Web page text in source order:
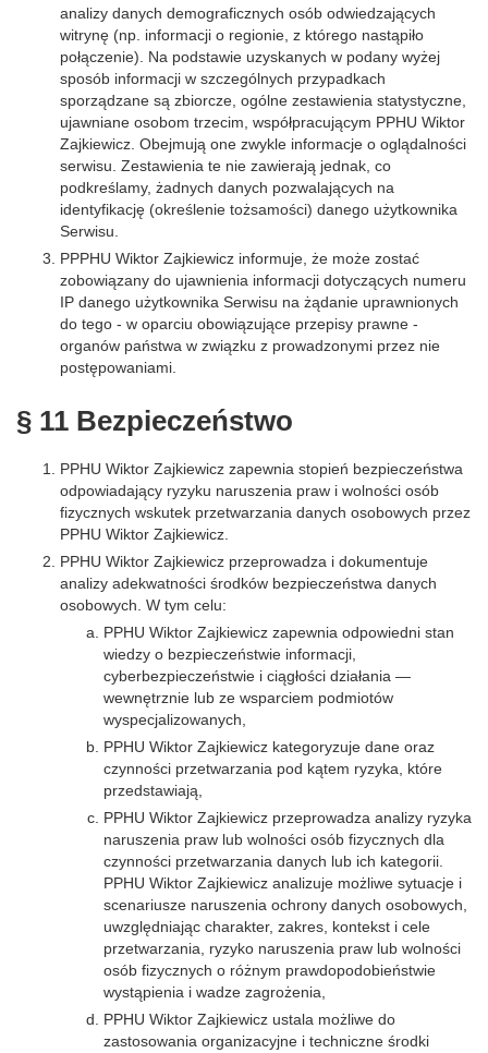
analizy danych demograficznych osób odwiedzających
witrynę (np. informacji o regionie, z którego nastąpiło
połączenie). Na podstawie uzyskanych w podany wyżej
sposób informacji w szczególnych przypadkach
sporządzane są zbiorcze, ogólne zestawienia statystyczne,
ujawniane osobom trzecim, współpracującym PPHU Wiktor
Zajkiewicz. Obejmują one zwykle informacje o oglądalności
serwisu. Zestawienia te nie zawierają jednak, co
podkreślamy, żadnych danych pozwalających na
identyfikację (określenie tożsamości) danego użytkownika
Serwisu.
PPPHU Wiktor Zajkiewicz informuje, że może zostać
zobowiązany do ujawnienia informacji dotyczących numeru
IP danego użytkownika Serwisu na żądanie uprawnionych
do tego - w oparciu obowiązujące przepisy prawne -
organów państwa w związku z prowadzonymi przez nie
postępowaniami.
§ 11 Bezpieczeństwo
PPHU Wiktor Zajkiewicz zapewnia stopień bezpieczeństwa
odpowiadający ryzyku naruszenia praw i wolności osób
fizycznych wskutek przetwarzania danych osobowych przez
PPHU Wiktor Zajkiewicz.
PPHU Wiktor Zajkiewicz przeprowadza i dokumentuje
analizy adekwatności środków bezpieczeństwa danych
osobowych. W tym celu:
PPHU Wiktor Zajkiewicz zapewnia odpowiedni stan
wiedzy o bezpieczeństwie informacji,
cyberbezpieczeństwie i ciągłości działania —
wewnętrznie lub ze wsparciem podmiotów
wyspecjalizowanych,
PPHU Wiktor Zajkiewicz kategoryzuje dane oraz
czynności przetwarzania pod kątem ryzyka, które
przedstawiają,
PPHU Wiktor Zajkiewicz przeprowadza analizy ryzyka
naruszenia praw lub wolności osób fizycznych dla
czynności przetwarzania danych lub ich kategorii.
PPHU Wiktor Zajkiewicz analizuje możliwe sytuacje i
scenariusze naruszenia ochrony danych osobowych,
uwzględniając charakter, zakres, kontekst i cele
przetwarzania, ryzyko naruszenia praw lub wolności
osób fizycznych o różnym prawdopodobieństwie
wystąpienia i wadze zagrożenia,
PPHU Wiktor Zajkiewicz ustala możliwe do
zastosowania organizacyjne i techniczne środki